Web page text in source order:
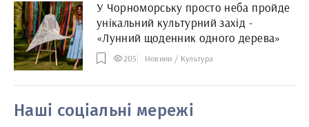
У Чорноморську просто неба пройде
унікальний культурний захід -
«Лунний щоденник одного дерева»
205 Новини / Культура
Наші соціальні мережі